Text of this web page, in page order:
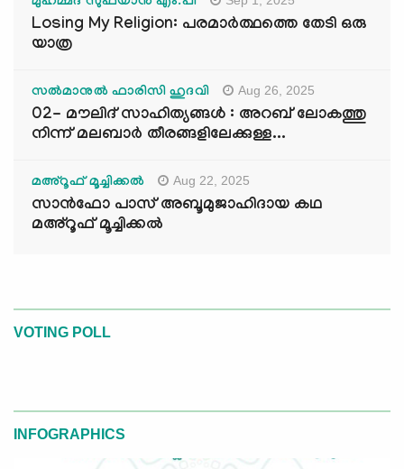
Losing My Religion: പരമാർത്ഥത്തെ തേടി ഒരു
യാത്ര
സൽമാനുൽ ഫാരിസി ഹുദവി Aug 26, 2025
02- മൗലിദ് സാഹിത്യങ്ങൾ : അറബ് ലോകത്തു
നിന്ന് മലബാർ തീരങ്ങളിലേക്കുള്ള...
മഅ്റൂഫ് മൂച്ചിക്കല്‍ Aug 22, 2025
സാൻഫോ പാസ് അബൂമുജാഹിദായ കഥ
മഅ്റൂഫ് മൂച്ചിക്കല്‍
VOTING POLL
INFOGRAPHICS